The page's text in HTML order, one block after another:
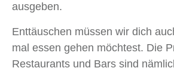
ausgeben.
Enttäuschen müssen wir dich
mal essen gehen möchtest. Die
Restaurants und Bars sind